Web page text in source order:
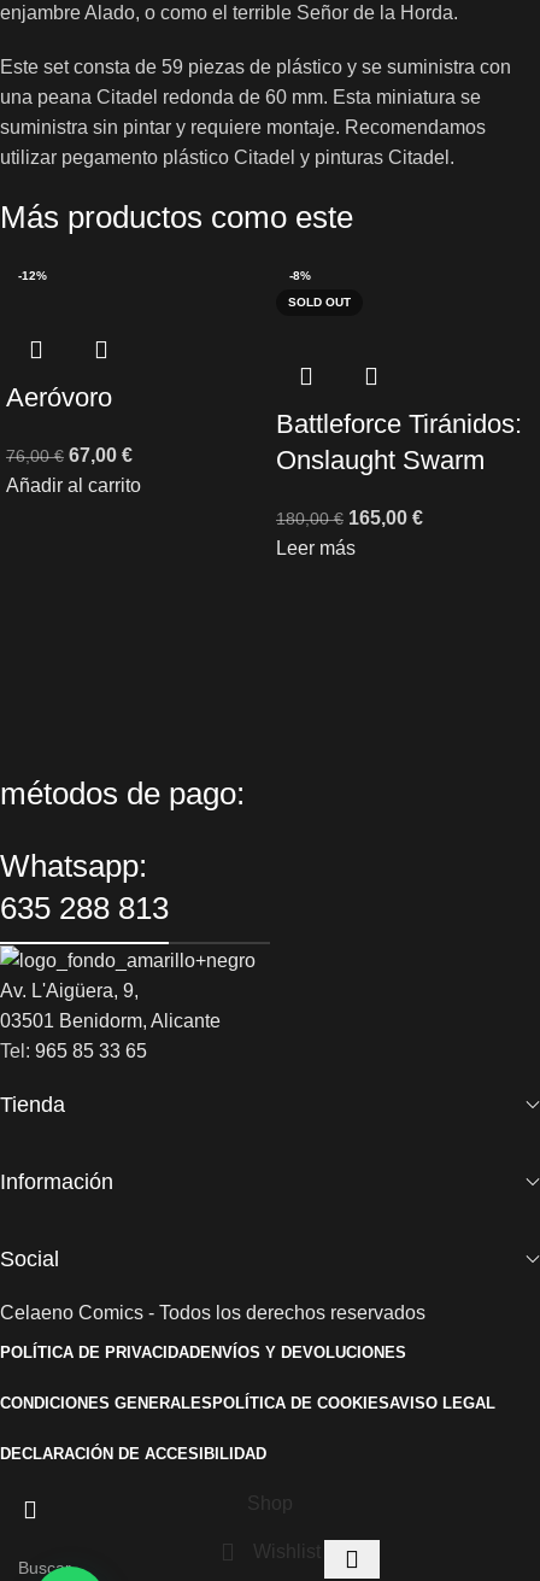
enjambre Alado, o como el terrible Señor de la Horda.
Este set consta de 59 piezas de plástico y se suministra con
una peana Citadel redonda de 60 mm. Esta miniatura se
suministra sin pintar y requiere montaje. Recomendamos
utilizar pegamento plástico Citadel y pinturas Citadel.
Más productos como este
-12%
Aeróvoro
76,00€ 67,00 €
Añadir al carrito
-8%
SOLD OUT
Battleforce Tiránidos:
Onslaught Swarm
180,00€ 165,00 €
Leer más
métodos de pago:
Whatsapp:
635 288 813
Av. L'Aigüera, 9,
03501 Benidorm, Alicante
Tel: 965 85 33 65
Tienda
Información
Social
Celaeno Comics - Todos los derechos reservados
POLÍTICA DE PRIVACIDADENVÍOS Y DEVOLUCIONES
CONDICIONES GENERALES POLÍTICA DE COOKIESAVISO LEGAL
DECLARACIÓN DE ACCESIBILIDAD
Shop
Wishlist